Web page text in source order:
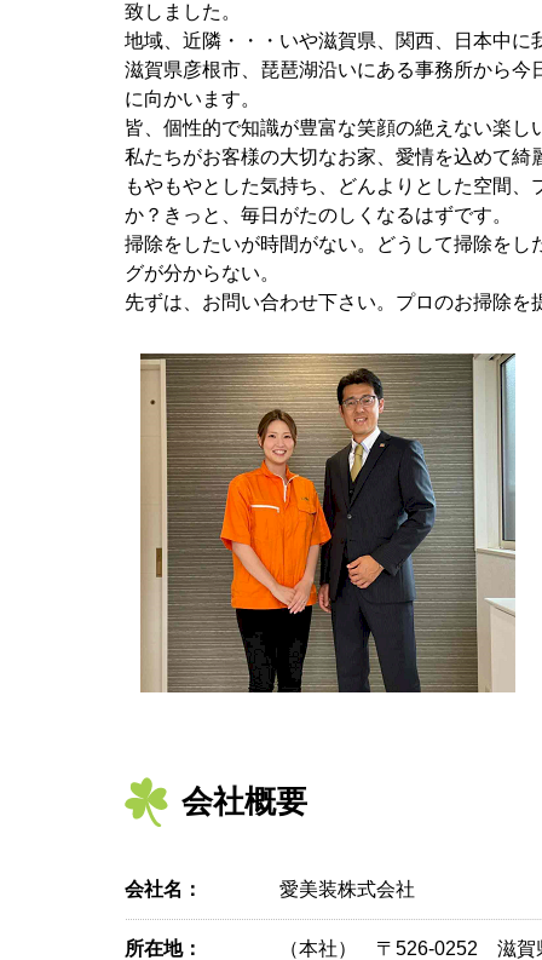
致しました。
地域、近隣・・・いや滋賀県、関西、日本中に
滋賀県彦根市、琵琶湖沿いにある事務所から
に向かいます。
皆、個性的で知識が豊富な笑顔の絶えない楽し
私たちがお客様の大切なお家、愛情を込めて綺
もやもやとした気持ち、どんよりとした空間
か？きっと、毎日がたのしくなるはずです。
掃除をしたいが時間がない。どうして掃除を
グが分からない。
先ずは、お問い合わせ下さい。プロのお掃除を
会社概要
会社名： 愛美装株式会社
所在地： （本社） 〒526-0252 滋賀